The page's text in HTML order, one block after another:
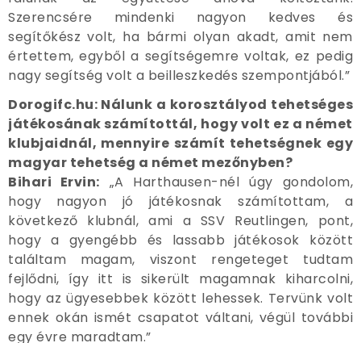
Szerencsére mindenki nagyon kedves és
segítőkész volt, ha bármi olyan akadt, amit nem
értettem, egyből a segítségemre voltak, ez pedig
nagy segítség volt a beilleszkedés szempontjából.”
Dorogifc.hu: Nálunk a korosztályod tehetséges
játékosának számítottál, hogy volt ez a német
klubjaidnál, mennyire számít tehetségnek egy
magyar tehetség a német mezőnyben?
Bihari Ervin: „A Harthausen-nél úgy gondolom,
hogy nagyon jó játékosnak számítottam, a
következő klubnál, ami a SSV Reutlingen, pont,
hogy a gyengébb és lassabb játékosok között
találtam magam, viszont rengeteget tudtam
fejlődni, így itt is sikerült magamnak kiharcolni,
hogy az ügyesebbek között lehessek. Tervünk volt
ennek okán ismét csapatot váltani, végül további
egy évre maradtam.”